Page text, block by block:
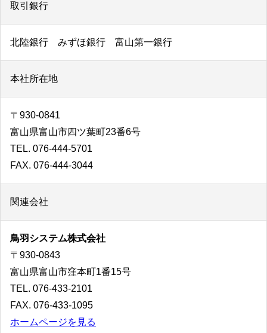
取引銀行
北陸銀行 みずほ銀行 富山第一銀行
本社所在地
〒930-0841
富山県富山市四ツ葉町23番6号
TEL. 076-444-5701
FAX. 076-444-3044
関連会社
鳥羽システム株式会社
〒930-0843
富山県富山市窪本町1番15号
TEL. 076-433-2101
FAX. 076-433-1095
ホームページを見る